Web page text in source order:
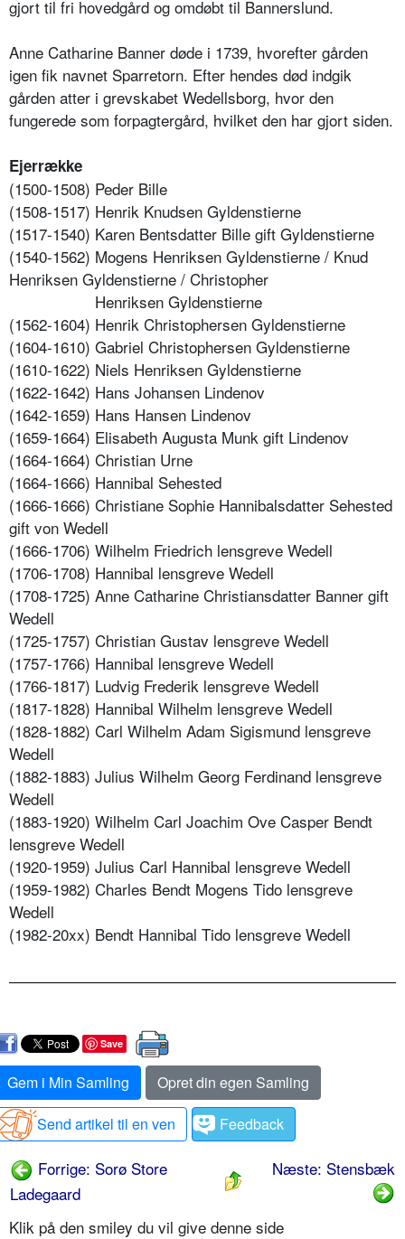
gjort til fri hovedgård og omdøbt til Bannerslund.
Anne Catharine Banner døde i 1739, hvorefter gården
igen fik navnet Sparretorn. Efter hendes død indgik
gården atter i grevskabet Wedellsborg, hvor den
fungerede som forpagtergård, hvilket den har gjort siden.
Ejerrække
(1500-1508) Peder Bille
(1508-1517) Henrik Knudsen Gyldenstierne
(1517-1540) Karen Bentsdatter Bille gift Gyldenstierne
(1540-1562) Mogens Henriksen Gyldenstierne / Knud
Henriksen Gyldenstierne / Christopher
Henriksen Gyldenstierne
(1562-1604) Henrik Christophersen Gyldenstierne
(1604-1610) Gabriel Christophersen Gyldenstierne
(1610-1622) Niels Henriksen Gyldenstierne
(1622-1642) Hans Johansen Lindenov
(1642-1659) Hans Hansen Lindenov
(1659-1664) Elisabeth Augusta Munk gift Lindenov
(1664-1664) Christian Urne
(1664-1666) Hannibal Sehested
(1666-1666) Christiane Sophie Hannibalsdatter Sehested
gift von Wedell
(1666-1706) Wilhelm Friedrich lensgreve Wedell
(1706-1708) Hannibal lensgreve Wedell
(1708-1725) Anne Catharine Christiansdatter Banner gift
Wedell
(1725-1757) Christian Gustav lensgreve Wedell
(1757-1766) Hannibal lensgreve Wedell
(1766-1817) Ludvig Frederik lensgreve Wedell
(1817-1828) Hannibal Wilhelm lensgreve Wedell
(1828-1882) Carl Wilhelm Adam Sigismund lensgreve
Wedell
(1882-1883) Julius Wilhelm Georg Ferdinand lensgreve
Wedell
(1883-1920) Wilhelm Carl Joachim Ove Casper Bendt
lensgreve Wedell
(1920-1959) Julius Carl Hannibal lensgreve Wedell
(1959-1982) Charles Bendt Mogens Tido lensgreve
Wedell
(1982-20xx) Bendt Hannibal Tido lensgreve Wedell
Save
Gem i Min Samling
Opret din egen Samling
Send artikel til en ven
Feedback
Forrige: Sorø Store
Ladegaard
Næste: Stensbæk
Klik på den smiley du vil give denne side